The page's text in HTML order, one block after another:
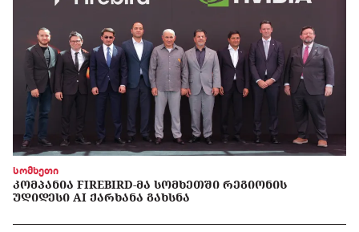
სომხეთი
ᲙᲝᲛᲞᲐᲜᲘᲐ FIREBIRD-ᲛᲐ ᲡᲝᲛᲮᲔᲗᲨᲘ ᲠᲔᲒᲘᲝᲜᲘᲡ
ᲣᲓᲘᲓᲔᲡᲘ AI ᲥᲐᲠᲮᲐᲜᲐ ᲒᲐᲮᲡᲜᲐ